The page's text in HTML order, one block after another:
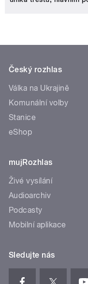
Český rozhlas
Válka na Ukrajině
Komunální volby
Stanice
eShop
mujRozhlas
Živé vysílání
Audioarchiv
Podcasty
Mobilní aplikace
Sledujte nás